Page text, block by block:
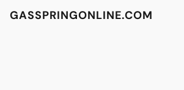
GASSPRINGONLINE.COM